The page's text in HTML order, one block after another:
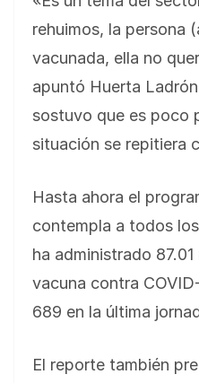
rehuimos, la persona
vacunada, ella no
apuntó Huerta
sostuvo que es poco
situación se repitiera
Hasta ahora el
contempla a todos
ha administrado
vacuna contra
689 en la última
El reporte también